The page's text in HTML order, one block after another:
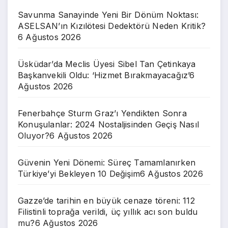
Savunma Sanayinde Yeni Bir Dönüm Noktası:
ASELSAN’ın Kızılötesi Dedektörü Neden Kritik?
6 Ağustos 2026
Üsküdar’da Meclis Üyesi Sibel Tan Çetinkaya
Başkanvekili Oldu: ‘Hizmet Bırakmayacağız’6
Ağustos 2026
Fenerbahçe Sturm Graz’ı Yendikten Sonra
Konuşulanlar: 2024 Nostaljisinden Geçiş Nasıl
Oluyor?6 Ağustos 2026
Güvenin Yeni Dönemi: Süreç Tamamlanırken
Türkiye’yi Bekleyen 10 Değişim6 Ağustos 2026
Gazze’de tarihin en büyük cenaze töreni: 112
Filistinli toprağa verildi, üç yıllık acı son buldu
mu?6 Ağustos 2026